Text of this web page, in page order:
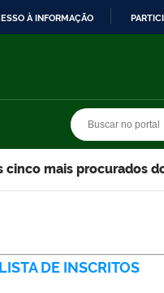
À INFORMAÇÃO
mais procurados
LISTA DE INSCRITOS